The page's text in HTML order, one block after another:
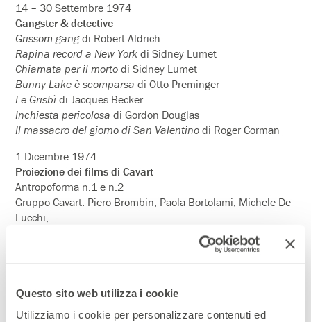
Questo sito web utilizza i cookie
Utilizziamo i cookie per personalizzare contenuti ed
14 – 30 Settembre 1974
Gangster & detective
Grissom gangdi Robert Aldrich
Rapina record a New York di Sidney Lumet
Chiamata per il morto di Sidney Lumet
Bunny Lake è scomparsa di Otto Preminger
Le Grisbì di Jacques Becker
Inchiesta pericolosa di Gordon Douglas
Il massacro del giorno di San Valentino di Roger Corman
1 Dicembre 1974
Proiezione dei films di Cavart
Antropoforma n.1 e n.2
Gruppo Cavart: Piero Brombin, Paola Bortolami, Michele De
Lucchi,
La matadora di Richard Thorpe